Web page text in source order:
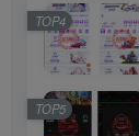
TOP4
TOP5